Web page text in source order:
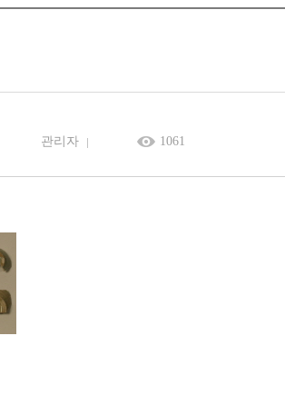
관리자 1061